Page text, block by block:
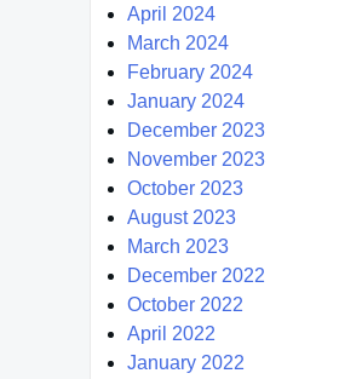
April 2024
March 2024
February 2024
January 2024
December 2023
November 2023
October 2023
August 2023
March 2023
December 2022
October 2022
April 2022
January 2022